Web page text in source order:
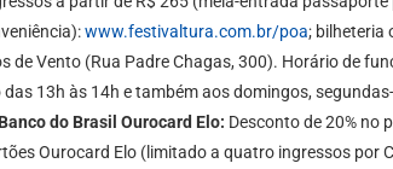
www.festivaltura.com.br/poa; bilheteria
de Vento (Rua Padre Chagas, 300). Horário de
13h às 14h e também aos domingos,
do Brasil Ourocard Elo: Desconto de 20% no
Ourocard Elo (limitado a quatro ingressos por